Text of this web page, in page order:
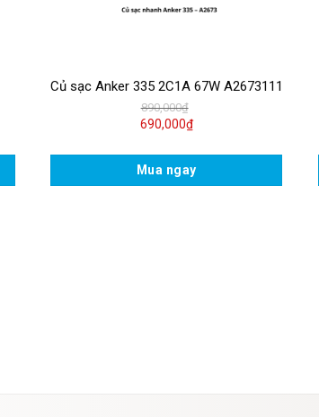
Củ sạc Anker 335 2C1A 67W A2673111
890,000₫
690,000₫
Mua ngay